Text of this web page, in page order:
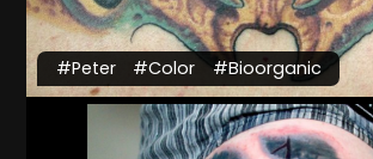
#Peter #Color #Bioorganic